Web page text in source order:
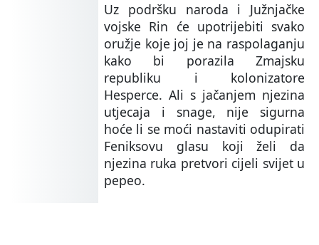
Uz podršku naroda i Južnjačke
vojske Rin će upotrijebiti svako
oružje koje joj je na raspolaganju
kako bi porazila Zmajsku
republiku i kolonizatore
Hesperce. Ali s jačanjem njezina
utjecaja i snage, nije sigurna
hoće li se moći nastaviti odupirati
Feniksovu glasu koji želi da
njezina ruka pretvori cijeli svijet u
pepeo.